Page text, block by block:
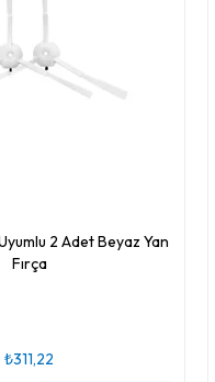
2 Adet Beyaz Yan
Fırça
₺311,22